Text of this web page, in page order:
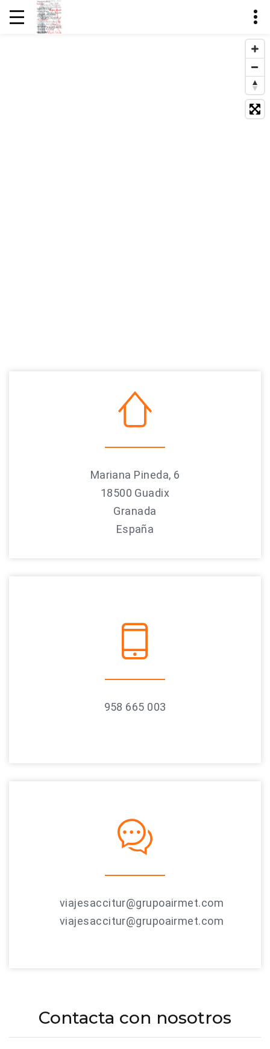
Mariana Pineda, 6
18500 Guadix
Granada
España
958 665 003
viajesaccitur@grupoairmet.com
viajesaccitur@grupoairmet.com
Contacta con nosotros